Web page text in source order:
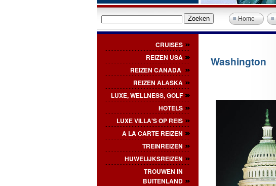
Home
CRUISES
REIZEN USA
REIZEN CANADA
REIZEN ALASKA
LUXE, WELLNESS, GOLF
HOTELS
LUXE VILLA'S OP REIS
A LA CARTE REIZEN
TREINREIZEN
HUWELIJKSREIZEN
TROUWEN IN
BUITENLAND
Washington